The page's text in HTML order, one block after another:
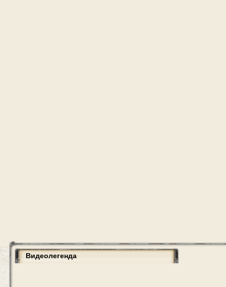
Видеолегенда